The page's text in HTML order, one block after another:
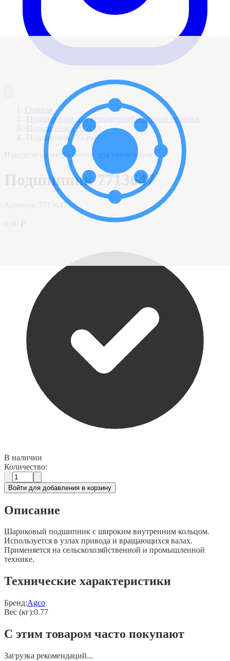
Главная
Подшипники для сельскохозяйственной техники
Подшипники AGCO
Подшипник 7713647
Наведите на изображение для увеличения
Подшипник 7713647
7713647
В наличии
Количество:
Войти для добавления в корзину
Описание
Шариковый подшипник с широким внутренним кольцом.
Используется в узлах привода и вращающихся валах.
Применяется на сельскохозяйственной и промышленной
технике.
Технические характеристики
Бренд:Agco
Вес (кг):0.77
С этим товаром часто покупают
Загрузка рекомендаций...